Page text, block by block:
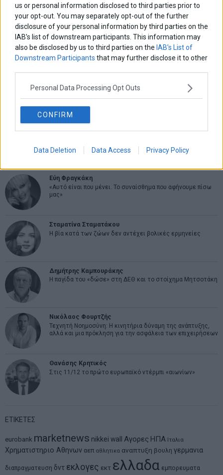
us or personal information disclosed to third parties prior to
your opt-out. You may separately opt-out of the further
disclosure of your personal information by third parties on the
IAB’s list of downstream participants. This information may
also be disclosed by us to third parties on the IAB’s List of
Downstream Participants that may further disclose it to other
Personal Data Processing Opt Outs
CONFIRM
Data Deletion Data Access Privacy Policy
τον πλοηγό για την επόμενη φορά που θα σχολιάσω.
Πλοήγηση
άρθρων
post:
μειώθηκε το Δημόσιο Χρέος
το α΄ 3μηνο
εποχών στην ελληνική
αγορά με €18 δισ.
προσφορές
ΑΡΘΡΟΓΡΑΦΟΙ
Ελευθερία Κούρταλη
Εύη Φραγκάκη
«Αυτό είναι που μένει. Το συναίσθημα που αφήνουμε πίσω
μας»
Σταματίνα Σταματάκου
Η βία κατά των ζώων δεν αντέχει βολικές ερμηνείες
Δημήτρης Καμπουράκης
Η παγίδα του «δώσε» στη ΔΕΘ και το στοίχημα Μητσοτάκη
Νικόλαος Φουρτζής
Τεχνητή Νοημοσύνη: Η κινητήρια δύναμη της ανάπτυξης,
αλλά και μια πρόκληση για την ασφάλεια των επιχειρήσεων
Θανάσης Κρητικός
Στις 11/12 το πρώτο ευρωπαϊκό ντέρμπι «αιωνίων»
ΕΤΙΚΕΤΕΣ
eurobank marketnews nikkei wall Αγορες ΗΠΑ Ιταλια
Χρηματιστηριο Αθηνων αεπ αθλητικα αναπτυξη βουλη γερμανια
διαπραγματευση δντ εκλογες εκτ ελλαδα εμπορευματα